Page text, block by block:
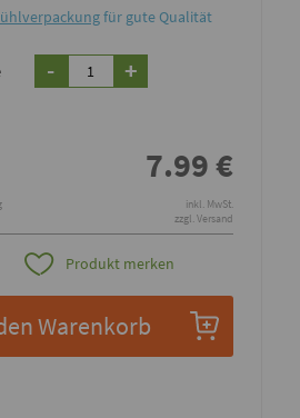
für gute Qualität
- +
7.99€
inkl. MwSt.
zzgl. Versand
Produkt merken
Warenkorb